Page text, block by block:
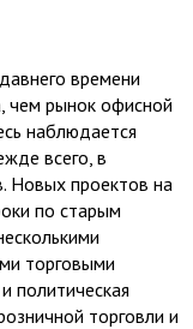
времени
чем рынок офисной
наблюдается
всего, в
Новых проектов на
по старым
торговыми
политическая
торговли и